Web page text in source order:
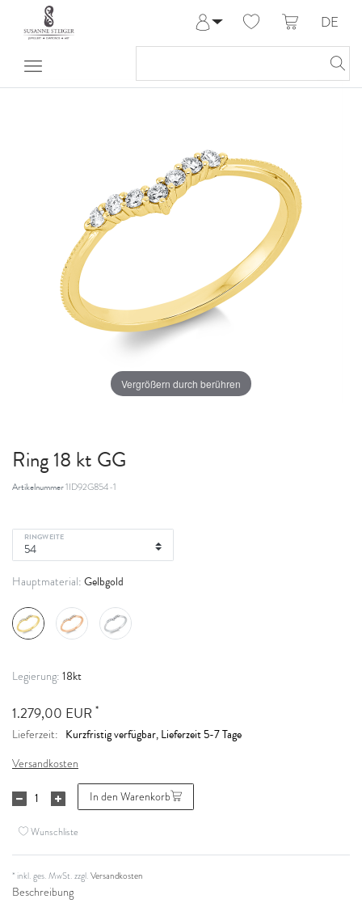
Anmelden
Meine Bestellungen
DE
Vergrößern durch berühren
Ring 18 kt GG
Artikelnummer1ID92G854-1
RINGWEITE
Hauptmaterial: Gelbgold
Legierung: 18kt
1.279,00 EUR *
Lieferzeit: Kurzfristig verfügbar, Lieferzeit 5-7 Tage
Versandkosten
In den Warenkorb
Wunschliste
* inkl. ges. MwSt. zzgl.Versandkosten
Beschreibung